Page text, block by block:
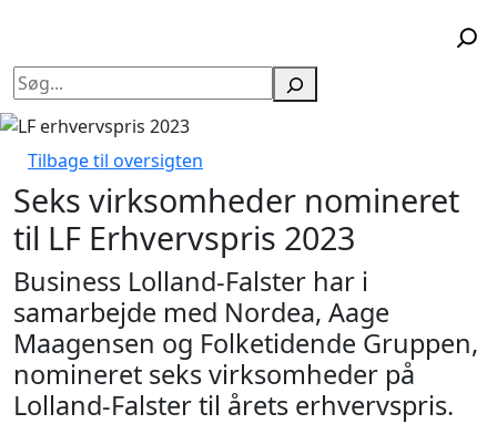
Søg
Tilbage til oversigten
Seks virksomheder nomineret
til LF Erhvervspris 2023
Business Lolland-Falster har i
samarbejde med Nordea, Aage
Maagensen og Folketidende Gruppen,
nomineret seks virksomheder på
Lolland-Falster til årets erhvervspris.